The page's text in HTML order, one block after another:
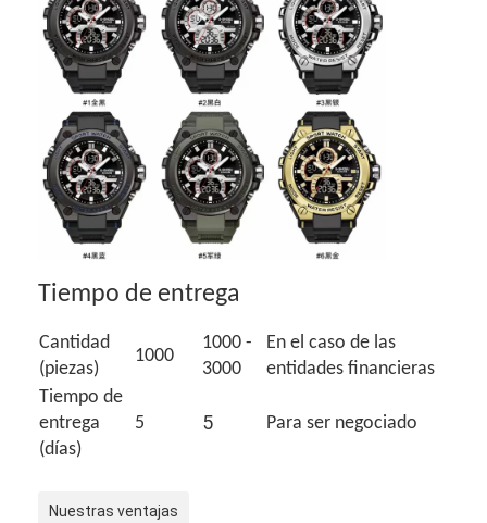
Tiempo de entrega
Cantidad
(piezas)
1000
1000 -
3000
En el caso de las
entidades financieras
Tiempo de
entrega
(días)
5 5 Para ser negociado
Nuestras ventajas